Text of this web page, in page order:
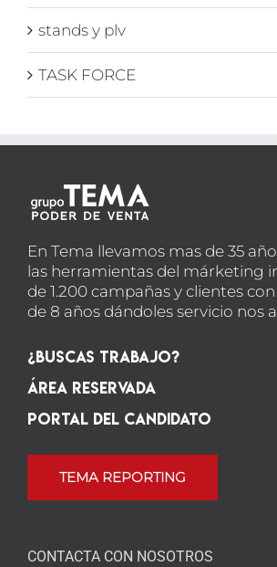
stands y plv
TASK FORCE
En Tema llevamos mas de 35
las herramientas del márketing
de 1.200 campañas y clientes
de 8 años dándoles servicio nos
¿Buscas Trabajo?
Área Reservada
Portal del candidato
TEMA REPORTING
CONTACTA CON NOSOTROS